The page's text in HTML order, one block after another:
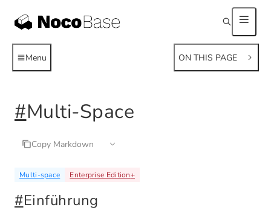
Menu ON THIS PAGE
#Multi-Space
Copy Markdown
Multi-space Enterprise Edition+
#Einführung